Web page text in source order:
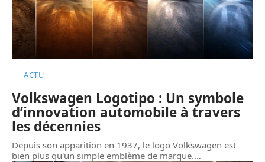
ACTU
Volkswagen Logotipo : Un symbole
d’innovation automobile à travers
les décennies
Depuis son apparition en 1937, le logo Volkswagen est
bien plus qu'un simple emblème de marque.…